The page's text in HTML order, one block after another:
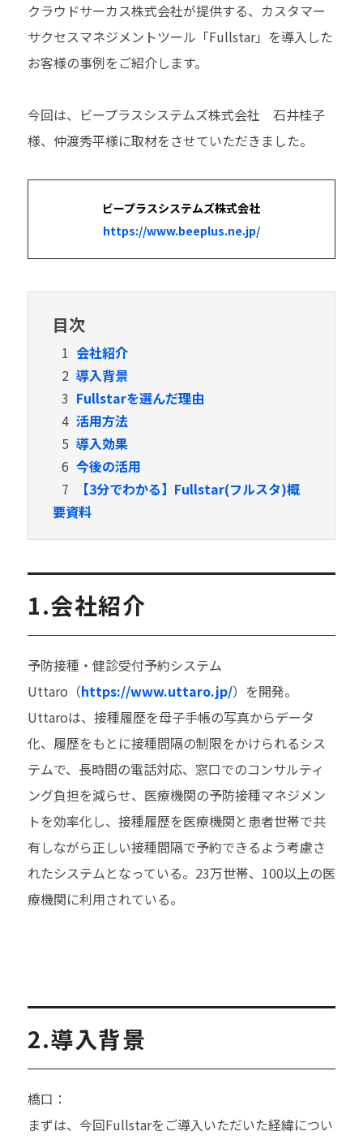
クラウドサーカス株式会社が提供する、カスタマー
サクセスマネジメントツール「Fullstar」を導入した
お客様の事例をご紹介します。
今回は、ビープラスシステムズ株式会社 石井桂子
様、仲渡秀平様に取材をさせていただきました。
ビープラスシステムズ株式会社
https://www.beeplus.ne.jp/
目次
1 会社紹介
2 導入背景
3 Fullstarを選んだ理由
4 活用方法
5 導入効果
6 今後の活用
7
【3分でわかる】Fullstar(フルスタ)概
要資料
1.会社紹介
予防接種・健診受付予約システム
Uttaro（https://www.uttaro.jp/）を開発。
Uttaroは、接種履歴を母子手帳の写真からデータ
化、履歴をもとに接種間隔の制限をかけられるシス
テムで、長時間の電話対応、窓口でのコンサルティ
ング負担を減らせ、医療機関の予防接種マネジメン
トを効率化し、接種履歴を医療機関と患者世帯で共
有しながら正しい接種間隔で予約できるよう考慮さ
れたシステムとなっている。23万世帯、100以上の医
療機関に利用されている。
2.導入背景
橋口：
まずは、今回Fullstarをご導入いただいた経緯につい